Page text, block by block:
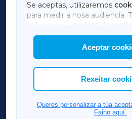
Se aceptas, utilizaremos
para medir a nosa audiencia.
utilizaremos
cookies de
mostrar publicidade de
Así mesmo, podes
cookies que desexas permitir.
Aceptar
Rexeitar
Queres personalizar a túa
Faino aquí.
FERROLXA